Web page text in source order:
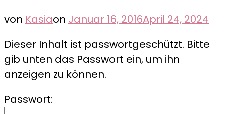
von Kasiaon Januar 16, 2016April 24, 2024
Dieser Inhalt ist passwortgeschützt. Bitte
gib unten das Passwort ein, um ihn
anzeigen zu können.
Passwort: